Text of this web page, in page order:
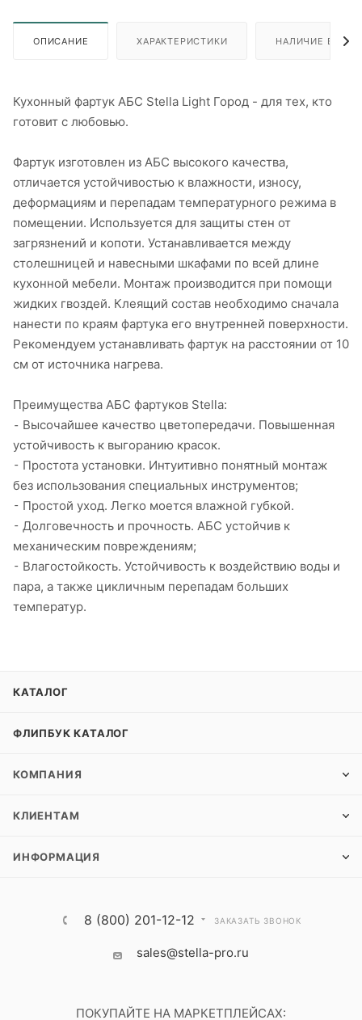
ОПИСАНИЕ ХАРАКТЕРИСТИКИ НАЛИЧИЕ В
Кухонный фартук АБС Stella Light Город - для тех, кто
готовит с любовью.
Фартук изготовлен из АБС высокого качества,
отличается устойчивостью к влажности, износу,
деформациям и перепадам температурного режима в
помещении. Используется для защиты стен от
загрязнений и копоти. Устанавливается между
столешницей и навесными шкафами по всей длине
кухонной мебели. Монтаж производится при помощи
жидких гвоздей. Клеящий состав необходимо сначала
нанести по краям фартука его внутренней поверхности.
Рекомендуем устанавливать фартук на расстоянии от 10
см от источника нагрева.
Преимущества АБС фартуков Stella:
⁃ Высочайшее качество цветопередачи. Повышенная
устойчивость к выгоранию красок.
⁃ Простота установки. Интуитивно понятный монтаж
без использования специальных инструментов;
⁃ Простой уход. Легко моется влажной губкой.
⁃ Долговечность и прочность. АБС устойчив к
механическим повреждениям;
⁃ Влагостойкость. Устойчивость к воздействию воды и
пара, а также цикличным перепадам больших
температур.
КАТАЛОГ
ФЛИПБУК КАТАЛОГ
КОМПАНИЯ
КЛИЕНТАМ
ИНФОРМАЦИЯ
8 (800) 201-12-12 ЗАКАЗАТЬ ЗВОНОК
sales@stella-pro.ru
ПОКУПАЙТЕ НА МАРКЕТПЛЕЙСАХ: